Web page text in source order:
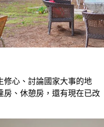
心、討論國家大事的地
房、休憩房，還有現在已改